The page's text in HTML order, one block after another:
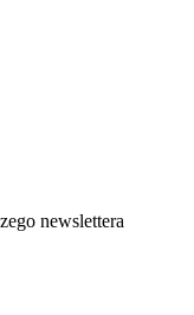
newslettera